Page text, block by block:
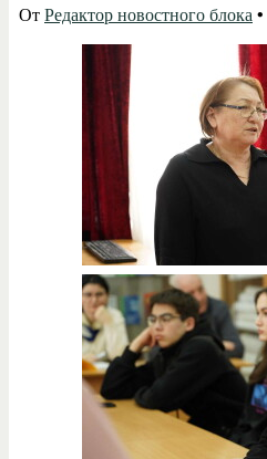
ОтРедактор новостного блока•